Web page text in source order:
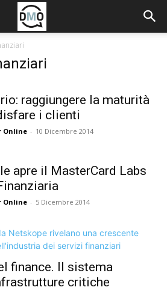
raggiungere la maturità
i clienti
Online - 10 Dicembre 2014
apre il MasterCard Labs
Online - 5 Dicembre 2014
finance. Il sistema
critiche